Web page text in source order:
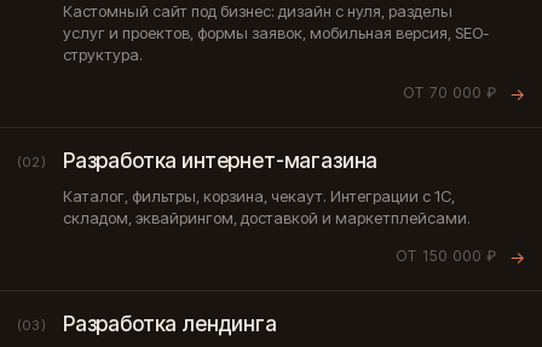
Кастомный сайт под бизнес: дизайн с нуля, разделы
услуг и проектов, формы заявок, мобильная версия, SEO-
структура.
ОТ 70 000 ₽ →
(02) Разработка интернет-магазина
Каталог, фильтры, корзина, чекаут. Интеграции с 1С,
складом, эквайрингом, доставкой и маркетплейсами.
ОТ 150 000 ₽ →
(03) Разработка лендинга